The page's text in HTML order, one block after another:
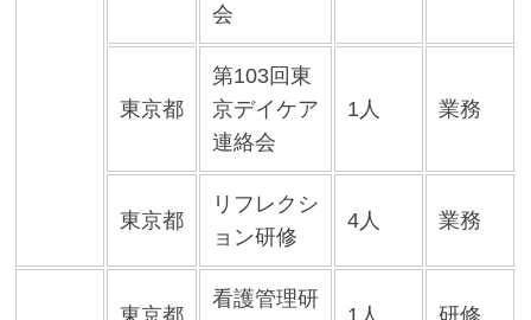
会
東京都
第103回東
京デイケア
連絡会
1人 業務
東京都
リフレクシ
ョン研修
4人 業務
東京都
看護管理研
1人 研修